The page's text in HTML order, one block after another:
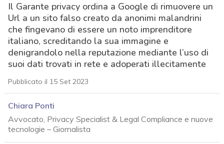
Il Garante privacy ordina a Google di rimuovere un
Url a un sito falso creato da anonimi malandrini
che fingevano di essere un noto imprenditore
italiano, screditando la sua immagine e
denigrandolo nella reputazione mediante l’uso di
suoi dati trovati in rete e adoperati illecitamente
Pubblicato il 15 Set 2023
Chiara Ponti
Avvocato, Privacy Specialist & Legal Compliance e nuove
tecnologie – Giornalista